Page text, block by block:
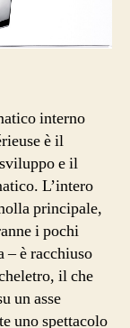
interno
è il
e il
L’intero
principale,
i pochi
– è racchiuso
il che
un asse
uno spettacolo